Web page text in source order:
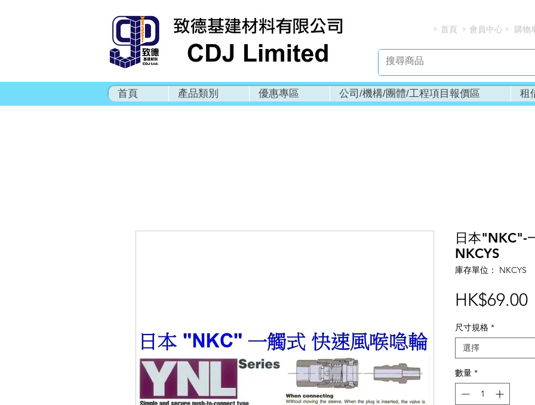
> > >
首頁 會員中心 購物
首頁 產品類別 優惠專區 公司/機構/團體/工程項目報價區 租
日本"NKC"-
NKCYS
庫存單位： NKCYS
HK$69.00價
尺寸規格 *
選擇
數量 *